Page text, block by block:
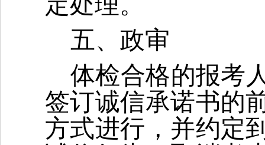
五、政审
体检合格的报考
签订诚信承诺书的
方式进行，并约定